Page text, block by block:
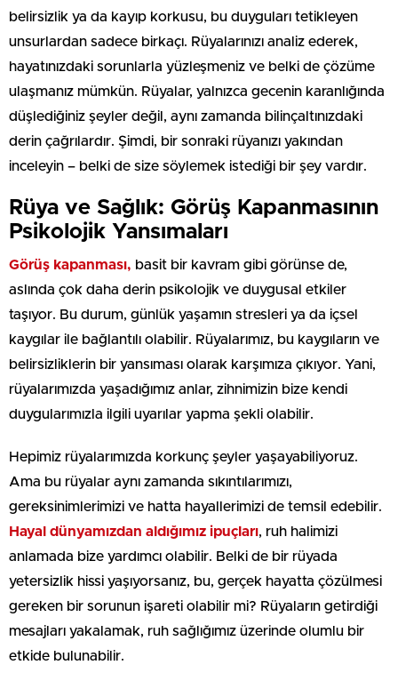
belirsizlik ya da kayıp korkusu, bu duyguları tetikleyen
unsurlardan sadece birkaçı. Rüyalarınızı analiz ederek,
hayatınızdaki sorunlarla yüzleşmeniz ve belki de çözüme
ulaşmanız mümkün. Rüyalar, yalnızca gecenin karanlığında
düşlediğiniz şeyler değil, aynı zamanda bilinçaltınızdaki
derin çağrılardır. Şimdi, bir sonraki rüyanızı yakından
inceleyin – belki de size söylemek istediği bir şey vardır.
Rüya ve Sağlık: Görüş Kapanmasının
Psikolojik Yansımaları
Görüş kapanması, basit bir kavram gibi görünse de,
aslında çok daha derin psikolojik ve duygusal etkiler
taşıyor. Bu durum, günlük yaşamın stresleri ya da içsel
kaygılar ile bağlantılı olabilir. Rüyalarımız, bu kaygıların ve
belirsizliklerin bir yansıması olarak karşımıza çıkıyor. Yani,
rüyalarımızda yaşadığımız anlar, zihnimizin bize kendi
duygularımızla ilgili uyarılar yapma şekli olabilir.
Hepimiz rüyalarımızda korkunç şeyler yaşayabiliyoruz.
Ama bu rüyalar aynı zamanda sıkıntılarımızı,
gereksinimlerimizi ve hatta hayallerimizi de temsil edebilir.
Hayal dünyamızdan aldığımız ipuçları, ruh halimizi
anlamada bize yardımcı olabilir. Belki de bir rüyada
yetersizlik hissi yaşıyorsanız, bu, gerçek hayatta çözülmesi
gereken bir sorunun işareti olabilir mi? Rüyaların getirdiği
mesajları yakalamak, ruh sağlığımız üzerinde olumlu bir
etkide bulunabilir.